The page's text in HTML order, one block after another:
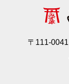
〒111-